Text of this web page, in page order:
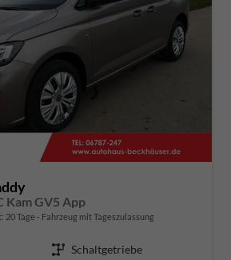
Kam GV5 App
20 Tage Fahrzeug mit Tageszulassung
Getriebe Schaltgetriebe